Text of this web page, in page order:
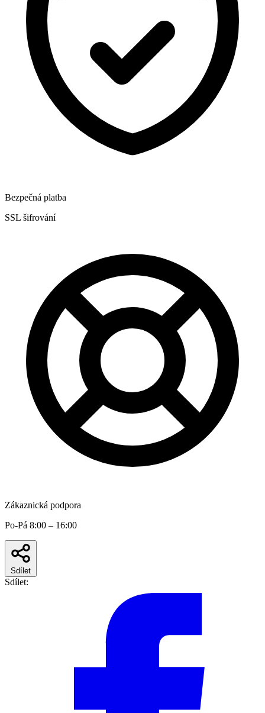
Bezpečná platba
SSL šifrování
Zákaznická podpora
Po-Pá 8:00 – 16:00
Sdílet
Sdílet: